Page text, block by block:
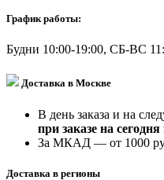
График работы:
Будни 10:00-19:00, СБ-ВС
Доставка в Москве
В день заказа и на
при заказе на
За МКАД — от 1000
Доставка в регионы